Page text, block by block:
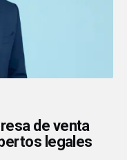
de venta
legales